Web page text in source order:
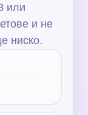
или
и не
ниско.